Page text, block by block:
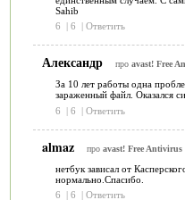
Sahib
6
| 6 | Ответить
Александр про avast! Free
За 10 лет работы одна
зараженный файл. Оказался
6
| 6 | Ответить
almaz про avast! Free Antivirus
нетбук зависал от
нормально.Спасибо.
6
| 6 | Ответить